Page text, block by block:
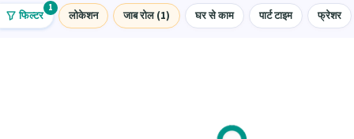
फिल्टर
1
लोकेशन जाब रोल (1) घर से काम पार्ट टाइम फ्रेशर